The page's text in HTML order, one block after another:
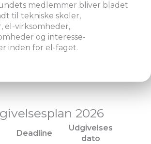
medlemmer bliver bladet
til tekniske skoler,
el-virksomheder,
og interesse-
inden for el-faget.
2026
Deadline
Udgivelses
dato